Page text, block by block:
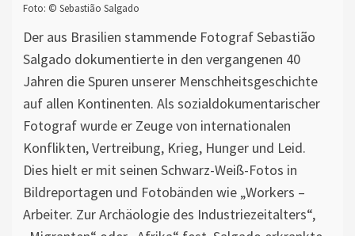
Foto: © Sebastião Salgado
Der aus Brasilien stammende Fotograf Sebastião
Salgado dokumentierte in den vergangenen 40
Jahren die Spuren unserer Menschheitsgeschichte
auf allen Kontinenten. Als sozialdokumentarischer
Fotograf wurde er Zeuge von internationalen
Konflikten, Vertreibung, Krieg, Hunger und Leid.
Dies hielt er mit seinen Schwarz-Weiß-Fotos in
Bildreportagen und Fotobänden wie „Workers –
Arbeiter. Zur Archäologie des Industriezeitalters“,